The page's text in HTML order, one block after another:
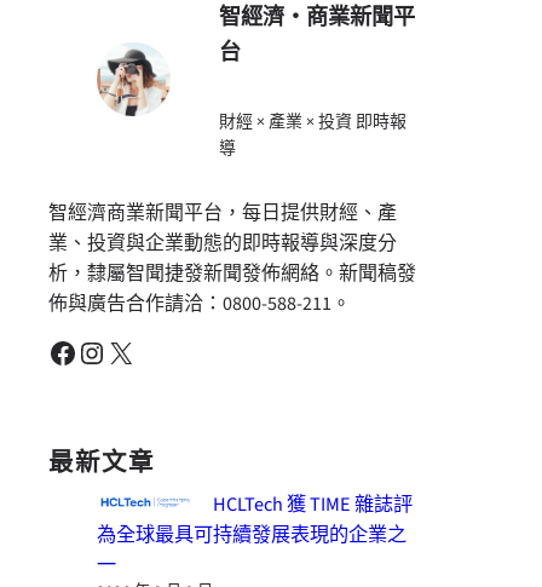
智經濟・商業新聞平
台
財經 × 產業 × 投資 即時報
導
智經濟商業新聞平台，每日提供財經、產
業、投資與企業動態的即時報導與深度分
析，隸屬智聞捷發新聞發佈網絡。新聞稿發
佈與廣告合作請洽：0800-588-211。
Facebook Instagram X
最新文章
HCLTech 獲 TIME 雜誌評
為全球最具可持續發展表現的企業之
一